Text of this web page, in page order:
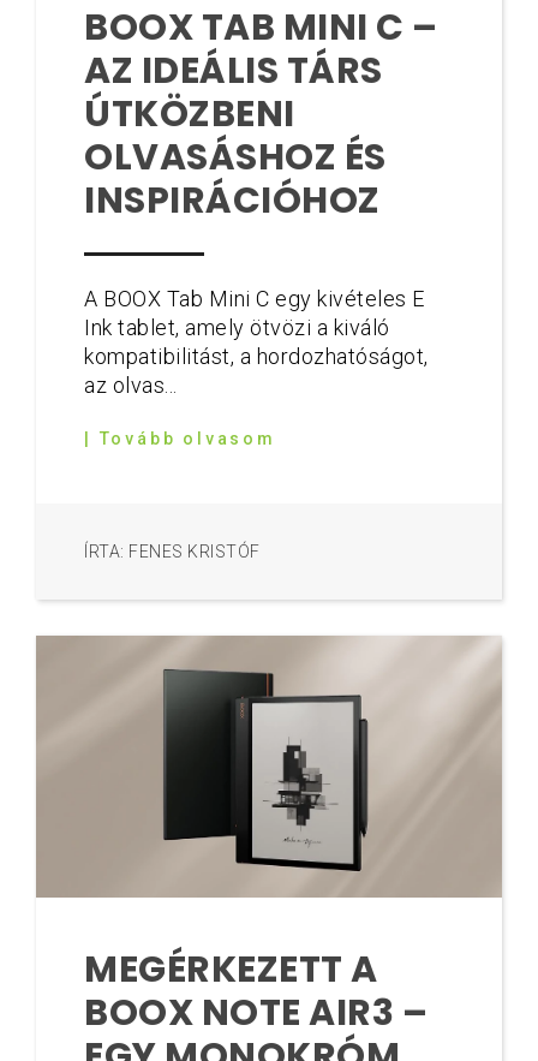
BOOX TAB MINI C –
AZ IDEÁLIS TÁRS
ÚTKÖZBENI
OLVASÁSHOZ ÉS
INSPIRÁCIÓHOZ
A BOOX Tab Mini C egy kivételes E
Ink tablet, amely ötvözi a kiváló
kompatibilitást, a hordozhatóságot,
az olvas...
| Tovább olvasom
ÍRTA: FENES KRISTÓF
MEGÉRKEZETT A
BOOX NOTE AIR3 –